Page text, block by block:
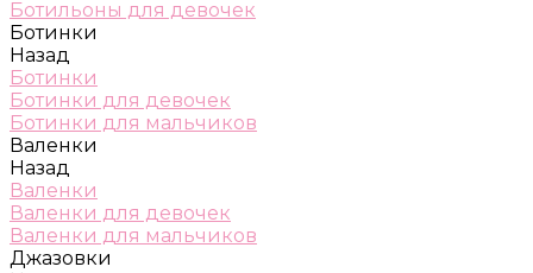
Ботильоны для девочек
Ботинки
Назад
Ботинки
Ботинки для девочек
Ботинки для мальчиков
Валенки
Назад
Валенки
Валенки для девочек
Валенки для мальчиков
Джазовки